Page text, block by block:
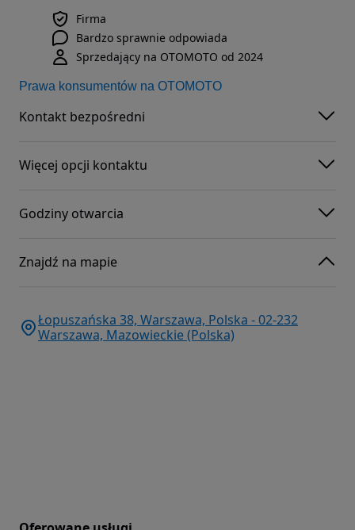
Firma
Bardzo sprawnie odpowiada
Sprzedający na OTOMOTO od 2024
Prawa konsumentów na OTOMOTO
Kontakt bezpośredni
Więcej opcji kontaktu
Godziny otwarcia
Znajdź na mapie
Łopuszańska 38, Warszawa, Polska - 02-232
Warszawa, Mazowieckie (Polska)